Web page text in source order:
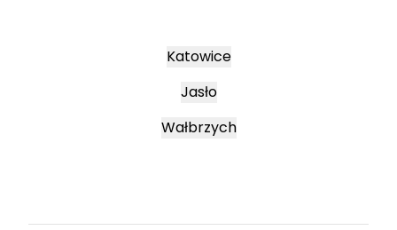
Katowice
Jasło
Wałbrzych